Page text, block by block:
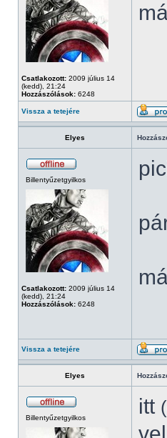
Csatlakozott: 2009 július 14
(kedd), 21:24
Hozzászólások: 6248
Vissza a tetejére
Elyes
Billentyűzetgyilkos
Csatlakozott: 2009 július 14
(kedd), 21:24
Hozzászólások: 6248
Vissza a tetejére
Elyes
Billentyűzetgyilkos itt